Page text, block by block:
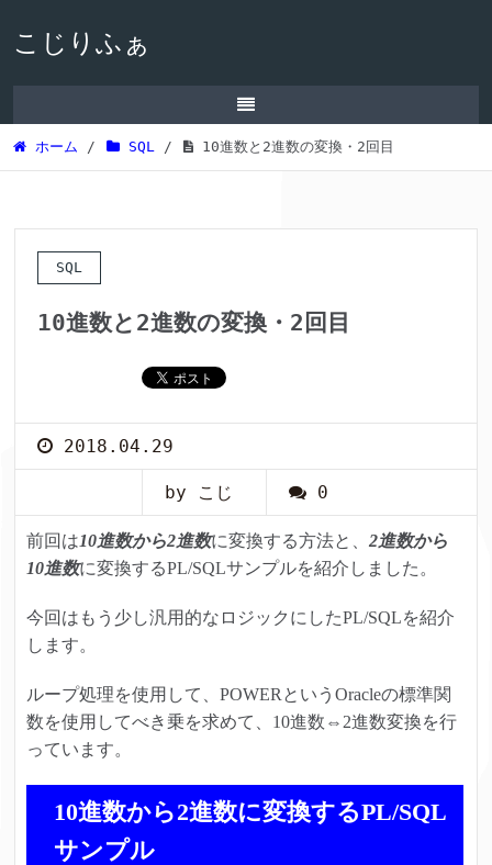
こじりふぁ
ホーム / SQL / 10進数と2進数の変換・2回目
SQL
10進数と2進数の変換・2回目
2018.04.29
by こじ 0
前回は10進数から2進数に変換する方法と、2進数から
10進数に変換するPL/SQLサンプルを紹介しました。
今回はもう少し汎用的なロジックにしたPL/SQLを紹介
します。
ループ処理を使用して、POWERというOracleの標準関
数を使用してべき乗を求めて、10進数⇔2進数変換を行
っています。
10進数から2進数に変換するPL/SQL
サンプル